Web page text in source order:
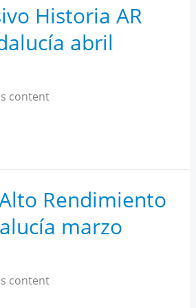
Historia AR
abril
content
Rendimiento
marzo
content